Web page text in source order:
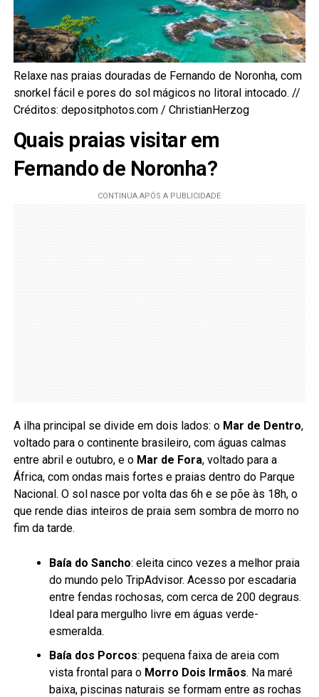
Relaxe nas praias douradas de Fernando de Noronha, com
snorkel fácil e pores do sol mágicos no litoral intocado. //
Créditos: depositphotos.com / ChristianHerzog
Quais praias visitar em
Fernando de Noronha?
A ilha principal se divide em dois lados: o Mar de Dentro,
voltado para o continente brasileiro, com águas calmas
entre abril e outubro, e o Mar de Fora, voltado para a
África, com ondas mais fortes e praias dentro do Parque
Nacional. O sol nasce por volta das 6h e se põe às 18h, o
que rende dias inteiros de praia sem sombra de morro no
fim da tarde.
Baía do Sancho: eleita cinco vezes a melhor praia
do mundo pelo TripAdvisor. Acesso por escadaria
entre fendas rochosas, com cerca de 200 degraus.
Ideal para mergulho livre em águas verde-
esmeralda.
Baía dos Porcos: pequena faixa de areia com
vista frontal para o Morro Dois Irmãos. Na maré
baixa, piscinas naturais se formam entre as rochas